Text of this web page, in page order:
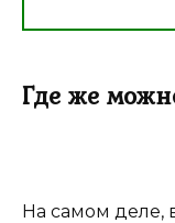
Где же
На самом деле,